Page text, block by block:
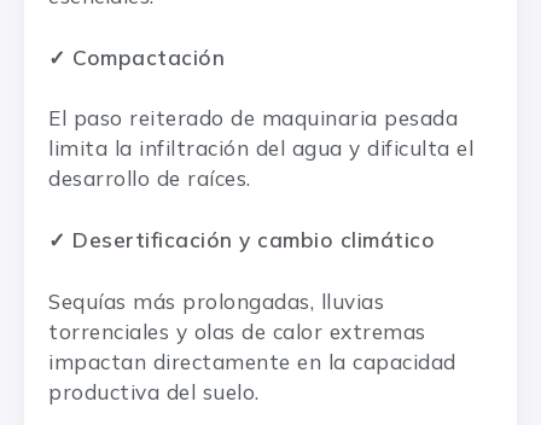
✓ Compactación
El paso reiterado de maquinaria pesada
limita la infiltración del agua y dificulta el
desarrollo de raíces.
✓ Desertificación y cambio climático
Sequías más prolongadas, lluvias
torrenciales y olas de calor extremas
impactan directamente en la capacidad
productiva del suelo.